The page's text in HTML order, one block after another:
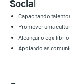
Social
Capacitando
Promover uma
Alcançar o
Apoiando as